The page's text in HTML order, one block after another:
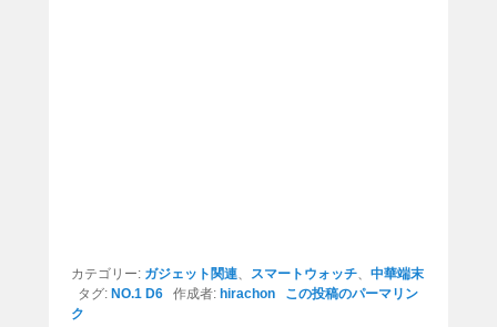
カテゴリー: ガジェット関連、 スマートウォッチ、 中華端末
タグ: NO.1 D6 作成者: hirachon
この投稿のパーマリン
ク